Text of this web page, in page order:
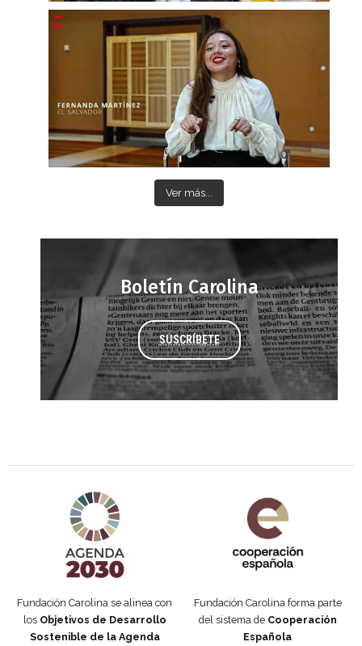
Ver más...
Boletín Carolina
SUSCRÍBETE
Fundación Carolina se alinea con
los Objetivos de Desarrollo
Sostenible de la Agenda
Fundación Carolina forma parte
del sistema de Cooperación
Española